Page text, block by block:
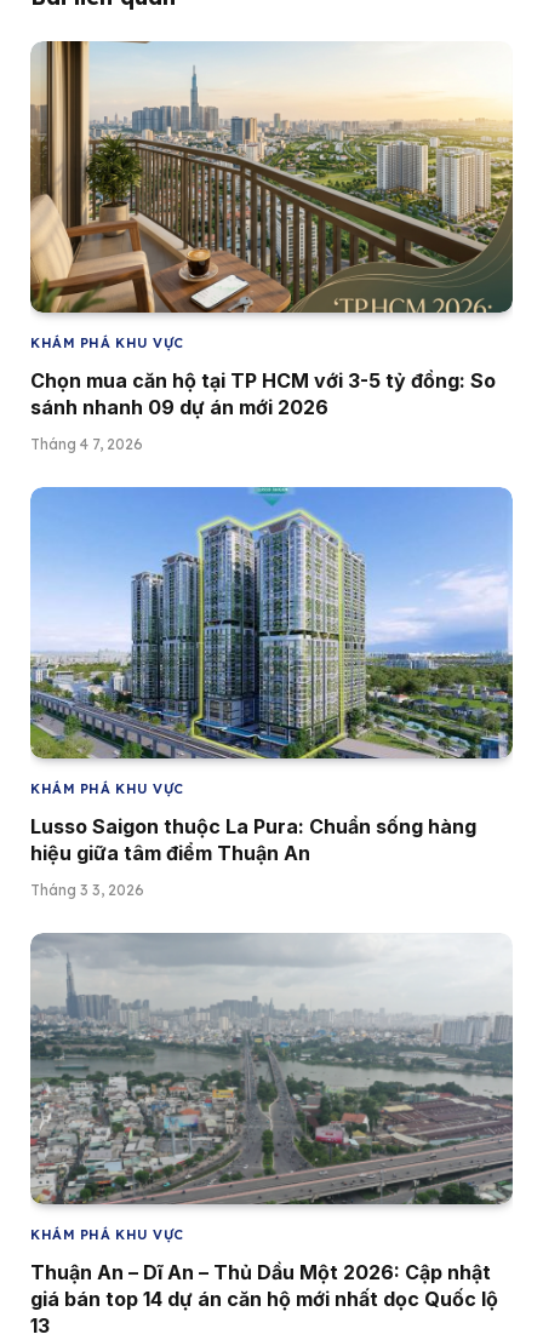
KHÁM PHÁ KHU VỰC
Chọn mua căn hộ tại TP HCM với 3-5 tỷ đồng: So
sánh nhanh 09 dự án mới 2026
Tháng 4 7, 2026
KHÁM PHÁ KHU VỰC
Lusso Saigon thuộc La Pura: Chuẩn sống hàng
hiệu giữa tâm điểm Thuận An
Tháng 3 3, 2026
KHÁM PHÁ KHU VỰC
Thuận An – Dĩ An – Thủ Dầu Một 2026: Cập nhật
giá bán top 14 dự án căn hộ mới nhất dọc Quốc lộ
13